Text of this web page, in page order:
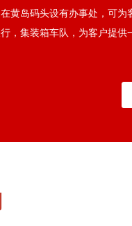
岛码头设有办事处，可为
，集装箱车队，为客户提供